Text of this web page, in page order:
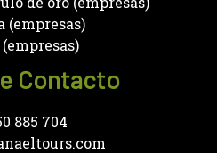
(empresas)
Contacto
885 704